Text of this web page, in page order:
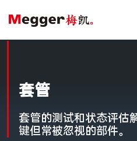
套管
套管的测试和状态评估
键但常被忽视的部件。